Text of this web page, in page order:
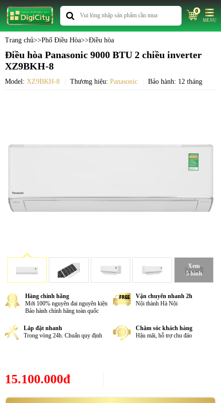
0
MENU
Trang chủ>>Phố Điều Hòa>>Điều hòa
Điều hòa Panasonic 9000 BTU 2 chiều inverter
XZ9BKH-8
Model: XZ9BKH-8 Thương hiệu: Panasonic Bảo hành: 12 tháng
Xem
5 hình
Hàng chính hãng
Mới 100% nguyên đai nguyên kiện
Bảo hành chính hãng toàn quốc
Vận chuyển nhanh 2h
Nội thành Hà Nội
Lắp đặt nhanh
Trong vòng 24h. Chuẩn quy định
Chăm sóc khách hàng
Hậu mãi, hỗ trợ chu đáo
15.100.000đ